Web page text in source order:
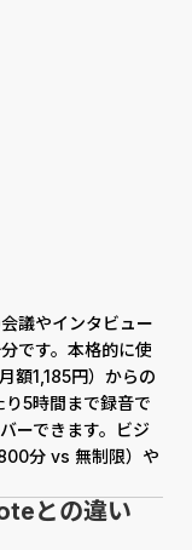
議やインタビュー
です。本格的に使
額1,185円）からの
り5時間まで録音で
ーできます。ビジ
分 vs 無制限）や
との違い